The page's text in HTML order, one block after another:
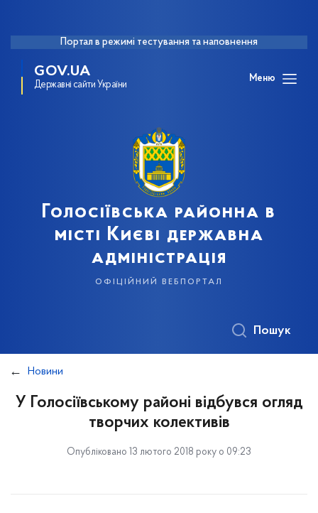
Портал в режимі тестування та наповнення
GOV.UA
Державні сайти України
Меню
Голосіївська районна в
місті Києві державна
адміністрація
офіційний вебпортал
Пошук
Новини
У Голосіївському районі відбувся огляд
творчих колективів
Опубліковано 13 лютого 2018 року о 09:23